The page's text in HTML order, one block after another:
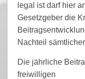
legal ist darf hier
Gesetzgeber die
Nachteil
Die jährliche
freiwilligen